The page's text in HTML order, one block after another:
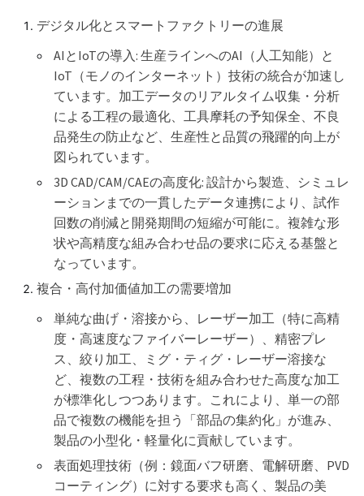
デジタル化とスマートファクトリーの進展
AIとIoTの導入: 生産ラインへのAI（人工知能）と
IoT（モノのインターネット）技術の統合が加速し
ています。加工データのリアルタイム収集・分析
による工程の最適化、工具摩耗の予知保全、不良
品発生の防止など、生産性と品質の飛躍的向上が
図られています。
3D CAD/CAM/CAEの高度化: 設計から製造、シミュレ
ーションまでの一貫したデータ連携により、試作
回数の削減と開発期間の短縮が可能に。複雑な形
状や高精度な組み合わせ品の要求に応える基盤と
なっています。
複合・高付加価値加工の需要増加
単純な曲げ・溶接から、レーザー加工（特に高精
度・高速度なファイバーレーザー）、精密プレ
ス、絞り加工、ミグ・ティグ・レーザー溶接な
ど、複数の工程・技術を組み合わせた高度な加工
が標準化しつつあります。これにより、単一の部
品で複数の機能を担う「部品の集約化」が進み、
製品の小型化・軽量化に貢献しています。
表面処理技術（例：鏡面バフ研磨、電解研磨、PVD
コーティング）に対する要求も高く、製品の美